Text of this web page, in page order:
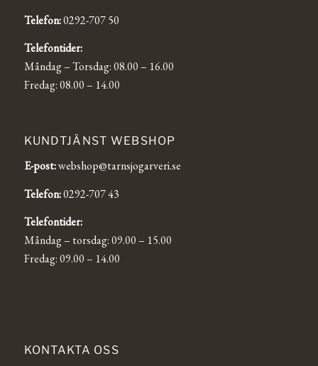
Telefon:0292-707 50
Telefontider:
Måndag – Torsdag: 08.00 – 16.00
Fredag: 08.00 – 14.00
KUNDTJÄNST WEBSHOP
E-post:webshop@tarnsjogarveri.se
Telefon:0292-707 43
Telefontider:
Måndag – torsdag: 09.00 – 15.00
Fredag: 09.00 – 14.00
KONTAKTA OSS